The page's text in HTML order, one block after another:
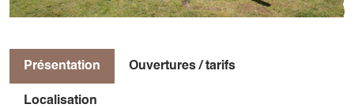
Présentation Ouvertures / tarifs
Localisation